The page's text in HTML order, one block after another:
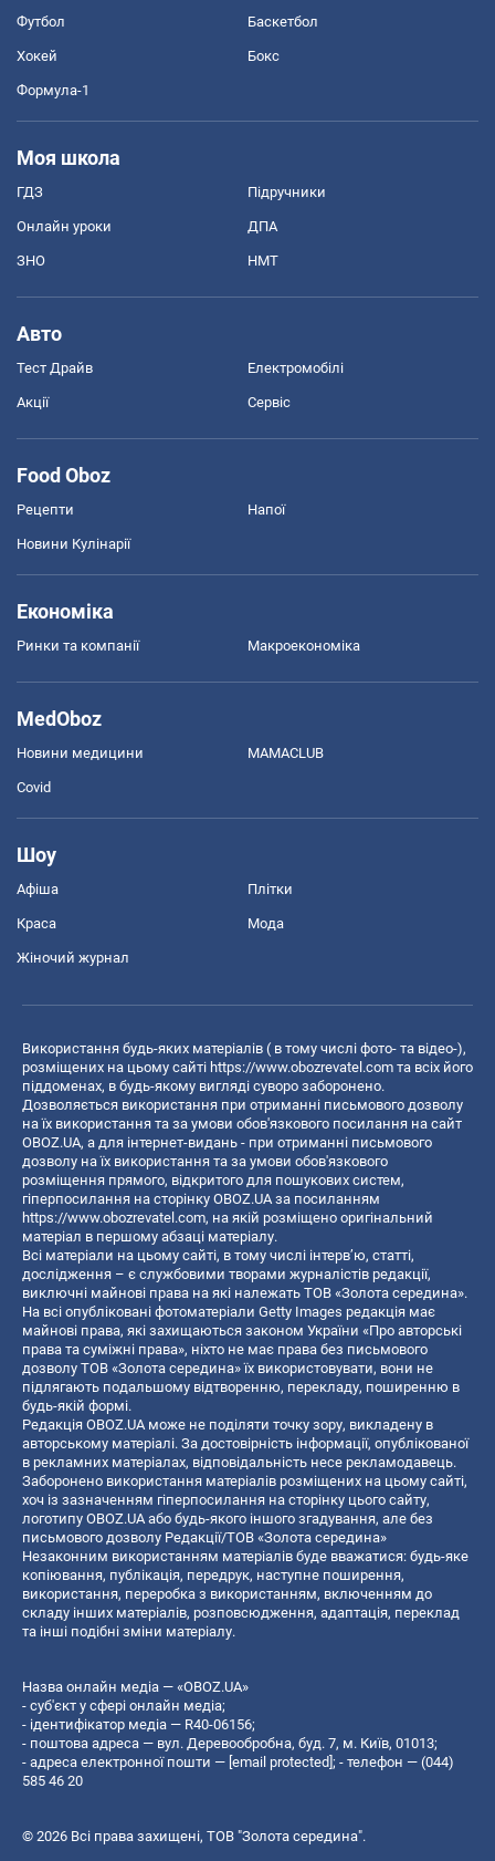
Футбол Баскетбол
Хокей Бокс
Формула-1
Моя школа
ГДЗ Підручники
Онлайн уроки ДПА
ЗНО НМТ
Авто
Тест Драйв Електромобілі
Акції Сервіс
Food Oboz
Рецепти Напої
Новини Кулінарії
Економіка
Ринки та компанії Макроекономіка
MedOboz
Новини медицини MAMACLUB
Covid
Шоу
Афіша Плітки
Краса Мода
Жіночий журнал
Використання будь-яких матеріалів ( в тому числі фото- та відео-),
розміщених на цьому сайті https://www.obozrevatel.com та всіх його
піддоменах, в будь-якому вигляді суворо заборонено.
Дозволяється використання при отриманні письмового дозволу
на їх використання та за умови обов'язкового посилання на сайт
OBOZ.UA, а для інтернет-видань - при отриманні письмового
дозволу на їх використання та за умови обов'язкового
розміщення прямого, відкритого для пошукових систем,
гіперпосилання на сторінку OBOZ.UA за посиланням
https://www.obozrevatel.com, на якій розміщено оригінальний
матеріал в першому абзаці матеріалу.
Всі матеріали на цьому сайті, в тому числі інтерв’ю, статті,
дослідження – є службовими творами журналістів редакції,
виключні майнові права на які належать ТОВ «Золота середина».
На всі опубліковані фотоматеріали Getty Images редакція має
майнові права, які захищаються законом України «Про авторські
права та суміжні права», ніхто не має права без письмового
дозволу ТОВ «Золота середина» їх використовувати, вони не
підлягають подальшому відтворенню, перекладу, поширенню в
будь-якій формі.
Редакція OBOZ.UA може не поділяти точку зору, викладену в
авторському матеріалі. За достовірність інформації, опублікованої
в рекламних матеріалах, відповідальність несе рекламодавець.
Заборонено використання матеріалів розміщених на цьому сайті,
хоч із зазначенням гіперпосилання на сторінку цього сайту,
логотипу OBOZ.UA або будь-якого іншого згадування, але без
письмового дозволу Редакції/ТОВ «Золота середина»
Незаконним використанням матеріалів буде вважатися: будь-яке
копiювання, публiкацiя, передрук, наступне поширення,
використання, переробка з використанням, включенням до
складу інших матеріалів, розповсюдження, адаптація, переклад
та інші подібні зміни матеріалу.
Назва онлайн медіа — «OBOZ.UA»
- суб'єкт у сфері онлайн медіа;
- ідентифікатор медіа — R40-06156;
- поштова адреса — вул. Деревообробна, буд. 7, м. Київ, 01013;
- адреса електронної пошти — [email protected] ; - телефон — (044)
585 46 20
© 2026 Всі права захищені, ТОВ "Золота середина".